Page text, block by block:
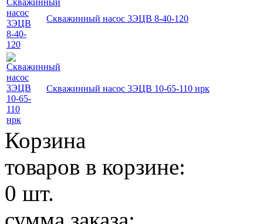
Скважинный насос 3ЭЦВ 8-40-120
Скважинный насос 3ЭЦВ 10-65-110 нрк
Корзина
товаров в корзине:
0 шт.